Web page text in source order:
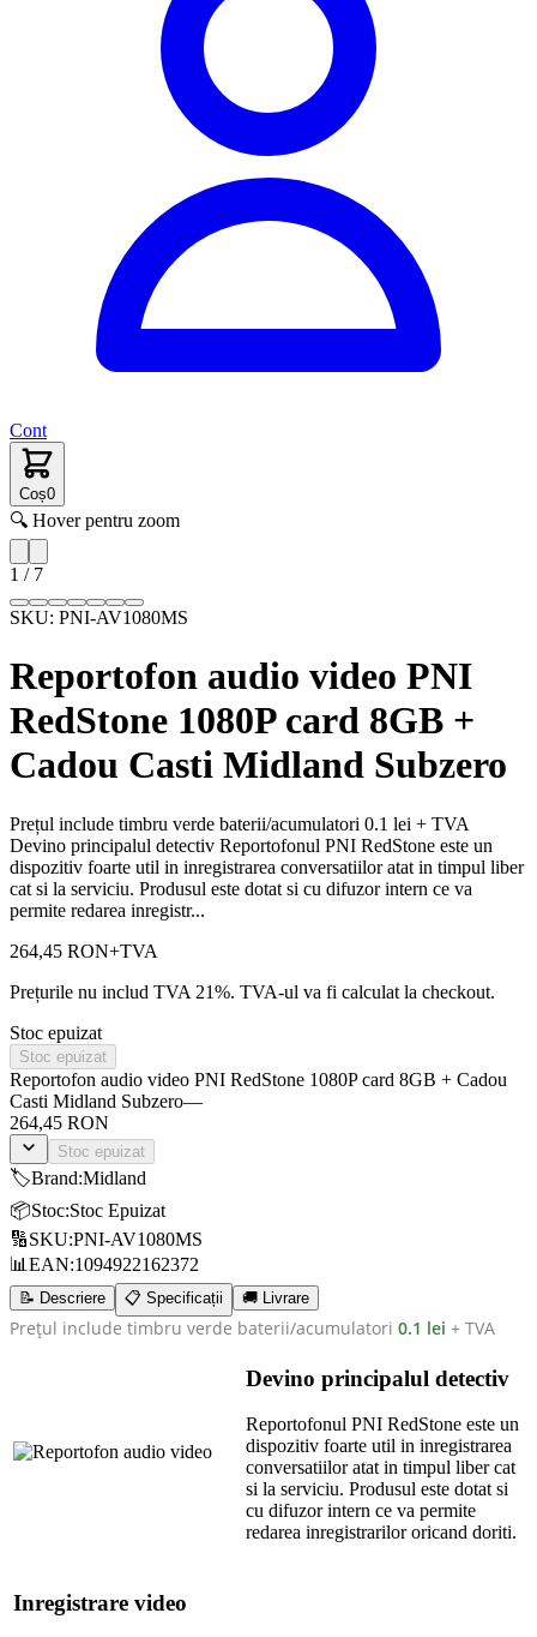
Cont
Coș0
🔍 Hover pentru zoom
1 / 7
SKU: PNI-AV1080MS
Reportofon audio video PNI
RedStone 1080P card 8GB +
Cadou Casti Midland Subzero
Prețul include timbru verde baterii/acumulatori 0.1 lei + TVA
Devino principalul detectiv Reportofonul PNI RedStone este un
dispozitiv foarte util in inregistrarea conversatiilor atat in timpul liber
cat si la serviciu. Produsul este dotat si cu difuzor intern ce va
permite redarea inregistr...
264,45 RON+TVA
Prețurile nu includ TVA 21%. TVA-ul va fi calculat la checkout.
Stoc epuizat
Stoc epuizat
Reportofon audio video PNI RedStone 1080P card 8GB + Cadou
Casti Midland Subzero—
264,45 RON
Stoc epuizat
🏷️Brand:Midland
📦Stoc:Stoc Epuizat
🔢SKU:PNI-AV1080MS
📊 EAN:1094922162372
📝 Descriere 📋 Specificații 🚚 Livrare
Prețul include timbru verde baterii/acumulatori 0.1 lei + TVA
Devino principalul detectiv
Reportofonul PNI RedStone este un
dispozitiv foarte util in inregistrarea
conversatiilor atat in timpul liber cat
si la serviciu. Produsul este dotat si
cu difuzor intern ce va permite
redarea inregistrarilor oricand doriti.
Inregistrare video